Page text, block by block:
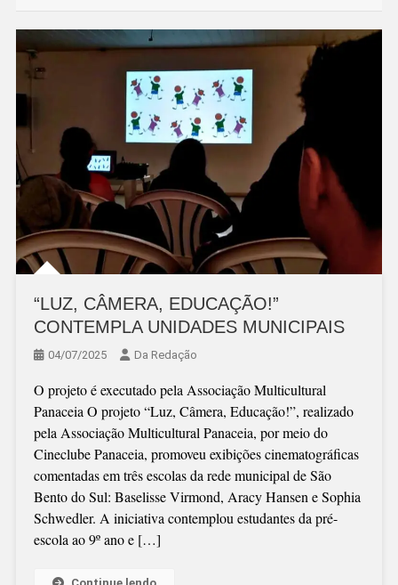
“LUZ, CÂMERA, EDUCAÇÃO!”
CONTEMPLA UNIDADES MUNICIPAIS
04/07/2025 Da Redação
O projeto é executado pela Associação Multicultural
Panaceia O projeto “Luz, Câmera, Educação!”, realizado
pela Associação Multicultural Panaceia, por meio do
Cineclube Panaceia, promoveu exibições cinematográficas
comentadas em três escolas da rede municipal de São
Bento do Sul: Baselisse Virmond, Aracy Hansen e Sophia
Schwedler. A iniciativa contemplou estudantes da pré-
escola ao 9º ano e […]